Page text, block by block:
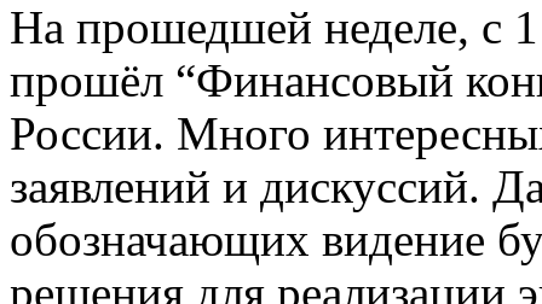
На прошедшей неделе, с
прошёл “Финансовый
России. Много
заявлений и дискуссий.
обозначающих видение
решения для реализации